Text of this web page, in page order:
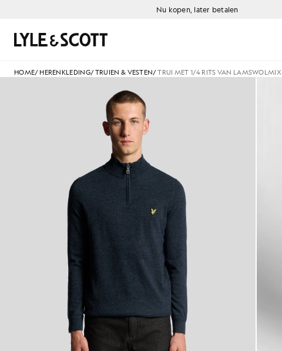
Nu kopen, later betalen
Zoeken
HOME/ HERENKLEDING/TRUIEN & VESTEN/TRUI MET 1/4 RITS VAN LAMSWOLMIX